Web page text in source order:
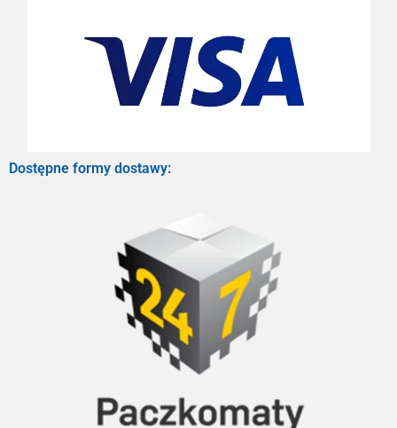
Dostępne formy dostawy: